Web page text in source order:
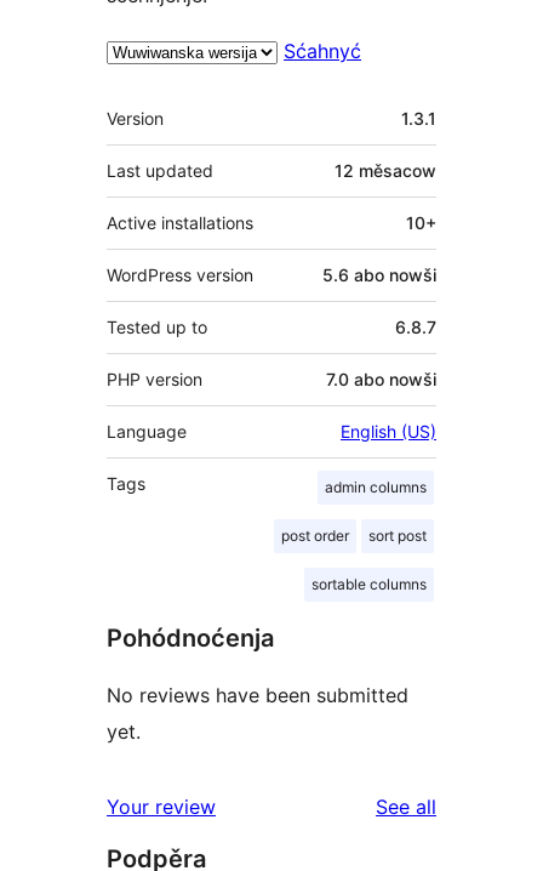
Sćahnyć
Meta
Version 1.3.1
Last updated 12 měsacow
Active installations 10+
WordPress version 5.6 abo nowši
Tested up to 6.8.7
PHP version 7.0 abo nowši
Language English (US)
Tags admin columns
post order sort post
sortable columns
Pohódnoćenja
No reviews have been submitted
yet.
Your review See all
Podpěra